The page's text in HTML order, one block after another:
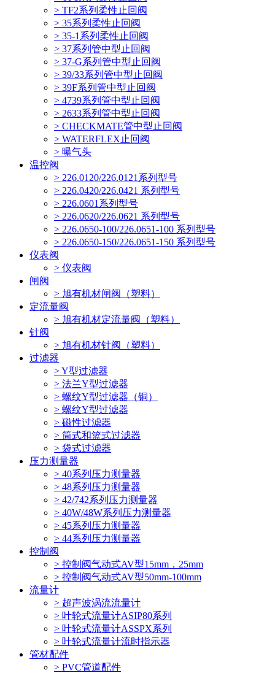
> TF2系列柔性止回阀
> 35系列柔性止回阀
> 35-1系列柔性止回阀
> 37系列管中型止回阀
> 37-G系列管中型止回阀
> 39/33系列管中型止回阀
> 39F系列管中型止回阀
> 4739系列管中型止回阀
> 2633系列管中型止回阀
> CHECKMATE管中型止回阀
> WATERFLEX止回阀
> 曝气头
温控阀
> 226.0120/226.0121系列型号
> 226.0420/226.0421 系列型号
> 226.0601系列型号
> 226.0620/226.0621 系列型号
> 226.0650-100/226.0651-100 系列型号
> 226.0650-150/226.0651-150 系列型号
仪表阀
> 仪表阀
闸阀
> 旭有机材闸阀（塑料）
定流量阀
> 旭有机材定流量阀（塑料）
针阀
> 旭有机材针阀（塑料）
过滤器
> Y型过滤器
> 法兰Y型过滤器
> 螺纹Y型过滤器（铜）
> 螺纹Y型过滤器
> 磁性过滤器
> 筒式和篮式过滤器
> 袋式过滤器
压力测量器
> 40系列压力测量器
> 48系列压力测量器
> 42/742系列压力测量器
> 40W/48W系列压力测量器
> 45系列压力测量器
> 44系列压力测量器
控制阀
> 控制阀气动式AV型15mm，25mm
> 控制阀气动式AV型50mm-100mm
流量计
> 超声波涡流流量计
> 叶轮式流量计ASIP80系列
> 叶轮式流量计ASSPX系列
> 叶轮式流量计流时指示器
管材配件
> PVC管道配件